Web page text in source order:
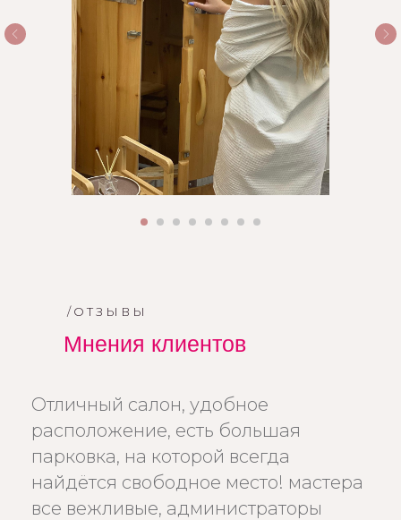
Мнения клиентов
/ОТЗЫВЫ
Отличный салон, удобное
расположение, есть большая
парковка, на которой всегда
найдётся свободное место! мастера
все вежливые, администраторы